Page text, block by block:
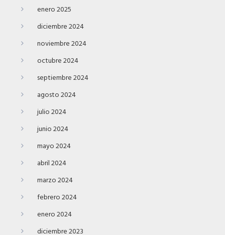
enero 2025
diciembre 2024
noviembre 2024
octubre 2024
septiembre 2024
agosto 2024
julio 2024
junio 2024
mayo 2024
abril 2024
marzo 2024
febrero 2024
enero 2024
diciembre 2023